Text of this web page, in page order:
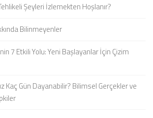
Şeyleri İzlemekten Hoşlanır?
Bilinmeyenler
7 Etkili Yolu: Yeni Başlayanlar İçin Çizim
Kaç Gün Dayanabilir? Bilimsel Gerçekler ve